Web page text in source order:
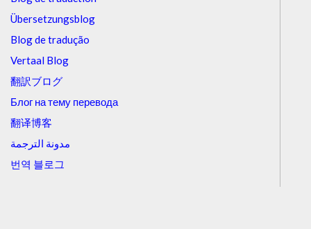
Übersetzungsblog
Blog de tradução
Vertaal Blog
翻訳ブログ
Блог на тему перевода
翻译博客
مدونة الترجمة
번역 블로그